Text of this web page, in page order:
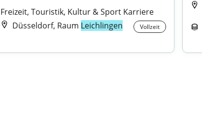
Freizeit, Touristik, Kultur & Sport Karriere
Düsseldorf, Raum Leichlingen Vollzeit